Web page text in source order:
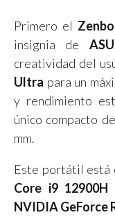
Primero el
insignia de
creatividad del
Ultra para un
y rendimiento
único compacto
mm.
Este portátil está
Core i9 12900H
NVIDIA GeForce